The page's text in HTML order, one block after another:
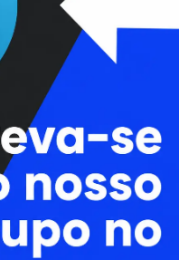
Colunas
Colaboradores
Cursos
Enviar Dica